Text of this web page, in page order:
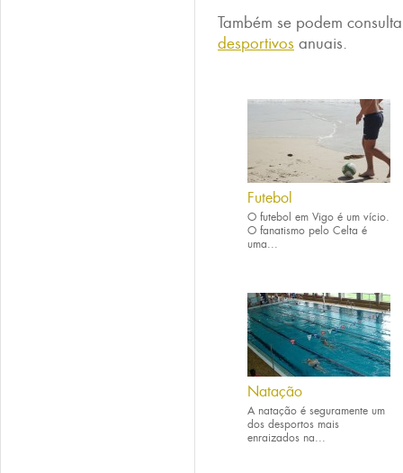
Também se podem
desportivos anuais.
Futebol
O futebol em Vigo é um vício.
O fanatismo pelo Celta é
uma...
Natação
A natação é seguramente um
dos desportos mais
enraizados na...